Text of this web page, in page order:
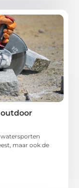
maar ook de